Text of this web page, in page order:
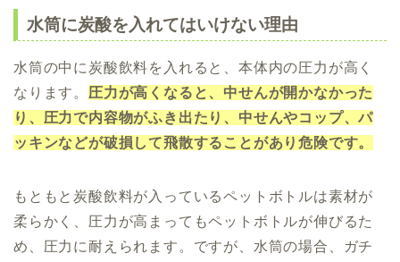
水筒に炭酸を入れてはいけない理由
水筒の中に炭酸飲料を入れると、本体内の圧力が高く
なります。 圧力が高くなると、中せんが開かなかった
り、圧力で内容物がふき出たり、中せんやコップ、パ
ッキンなどが破損して飛散することがあり危険です。
もともと炭酸飲料が入っているペットボトルは素材が
柔らかく、圧力が高まってもペットボトルが伸びるた
め、圧力に耐えられます。ですが、水筒の場合、ガチ